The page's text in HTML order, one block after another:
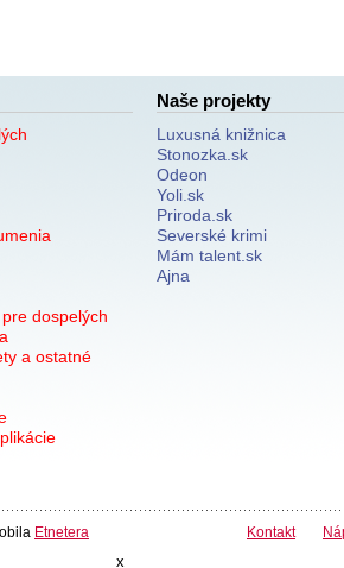
dospelých
a ostatné
Naše projekty
Luxusná knižnica
Stonozka.sk
Odeon
Yoli.sk
Priroda.sk
Severské krimi
Mám talent.sk
Ajna
Etnetera Kontakt
x